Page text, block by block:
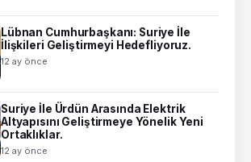
Lübnan Cumhurbaşkanı: Suriye İle
İlişkileri Geliştirmeyi Hedefliyoruz.
12 ay önce
Suriye İle Ürdün Arasında Elektrik
Altyapısını Geliştirmeye Yönelik Yeni
Ortaklıklar.
12 ay önce